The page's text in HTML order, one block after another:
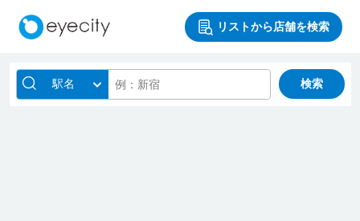
リストから店舗を検索
駅名 検索